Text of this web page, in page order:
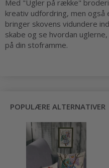
Med "Ugler på række"
kreativ udfordring, men også
bringer skovens vidundere
skabe og se hvordan
på din stoframme.
POPULÆRE ALTERNATIVER